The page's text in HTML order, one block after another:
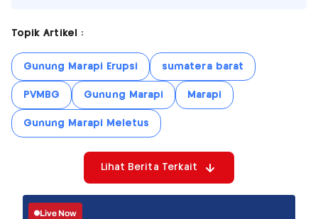
Topik Artikel :
Gunung Marapi Erupsi sumatera barat
PVMBG Gunung Marapi Marapi
Gunung Marapi Meletus
Lihat Berita Terkait
Live Now